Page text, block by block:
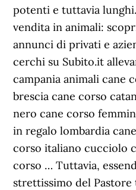
potenti e tuttavia
vendita in animali:
annunci di privati e
cerchi su Subito.it
campania animali cane
brescia cane corso
nero cane corso
in regalo lombardia
corso italiano cucciolo
corso … Tuttavia,
strettissimo del Pastore